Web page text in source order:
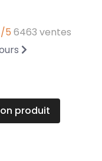
5 6463 ventes
produit